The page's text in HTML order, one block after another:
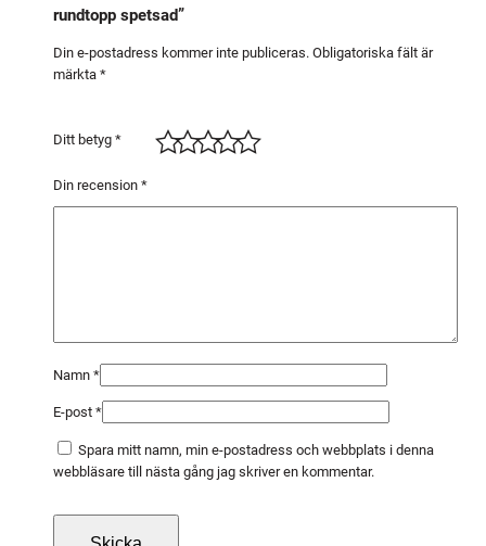
rundtopp spetsad”
Din e-postadress kommer inte publiceras. Obligatoriska fält är
märkta *
Ditt betyg *
Din recension *
Namn *
E-post *
Spara mitt namn, min e-postadress och webbplats i denna
webbläsare till nästa gång jag skriver en kommentar.